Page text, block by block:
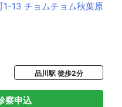
13 チョムチョム秋葉原
品川駅 徒歩2分
察申込